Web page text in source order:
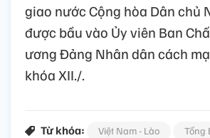
giao nước Cộng hòa Dân chủ
được bầu vào Ủy viên Ban
ương Đảng Nhân dân cách
khóa XII./.
Từ khóa: Việt Nam - Lào
Tổng